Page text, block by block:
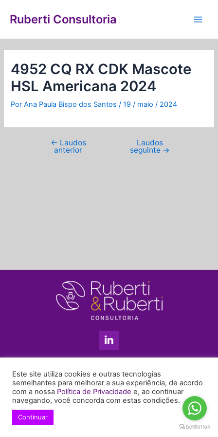
para
conteúdo
Ruberti Consultoria
4952 CQ RX CDK Mascote
HSL Americana 2024
PorAna Paula Bispo dos Santos/19 / maio / 2024
de
← Laudos
anterior
Laudos
seguinte →
L
i
n
e
d
i
n
+55 11 99655-6439
enyruberti@ruberticonsultoria.com.br
Este site utiliza cookies e outras tecnologias
semelhantes para melhorar a sua experiência, de acordo
com a nossa Política de Privacidade e, ao continuar
navegando, você concorda com estas condições.
Continuar